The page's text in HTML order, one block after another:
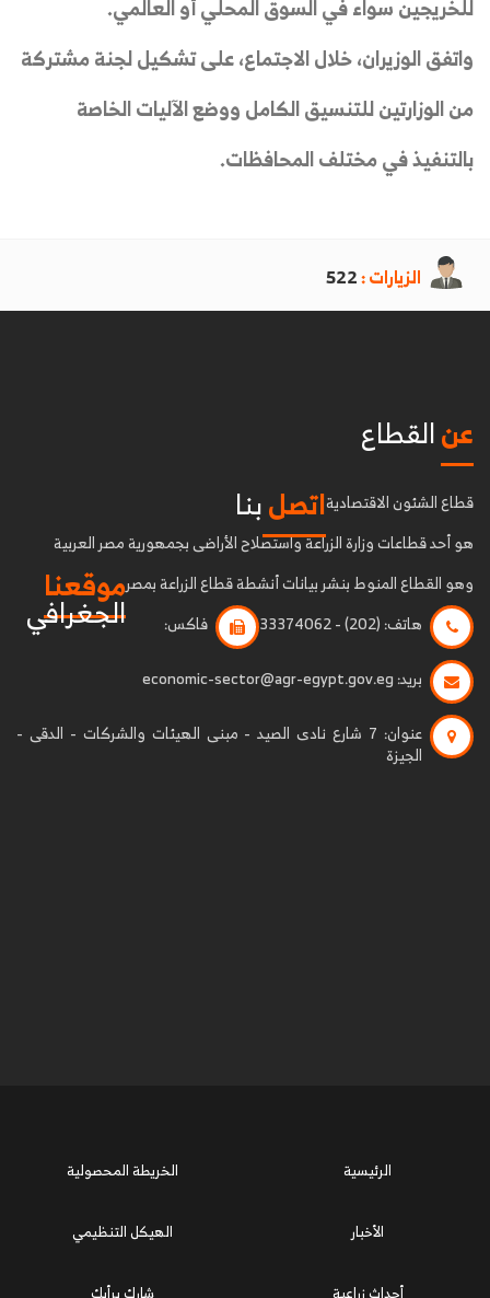
للخريجين سواء في السوق المحلي أو العالمي.
واتفق الوزيران، خلال الاجتماع، على تشكيل لجنة مشتركة
من الوزارتين للتنسيق الكامل ووضع الآليات الخاصة
بالتنفيذ في مختلف المحافظات.
الزيارات :522
عنالقطاع
قطاع الشئون الاقتصادية
هو أحد قطاعات وزارة الزراعة واستصلاح الأراضى بجمهورية مصر العربية
وهو القطاع المنوط بنشر بيانات أنشطة قطاع الزراعة بمصر
اتصلبنا
هاتف: (202) - 33374062
فاكس:
بريد:
عنوان:
7 شارع نادى الصيد - مبنى الهيئات والشركات - الدقى -
الجيزة
موقعنا
الجغرافي
الرئيسية الخريطة المحصولية
الأخبار الهيكل التنظيمي